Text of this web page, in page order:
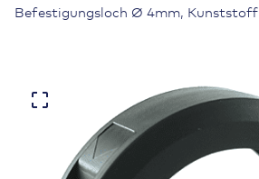
Befestigungsloch Ø 4mm, Kunststoff